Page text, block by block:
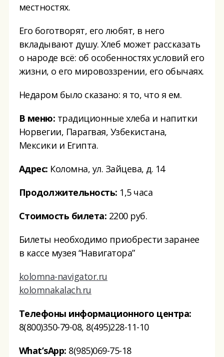
местностях.
Его боготворят, его любят, в него
вкладывают душу. Хлеб может рассказать
о народе всё: об особенностях условий его
жизни, о его мировоззрении, его обычаях.
Недаром было сказано: я то, что я ем.
В меню: традиционные хлеба и напитки
Норвегии, Парагвая, Узбекистана,
Мексики и Египта.
Адрес: Коломна, ул. Зайцева, д. 14
Продолжительность: 1,5 часа
Стоимость билета: 2200 руб.
Билеты необходимо приобрести заранее
в кассе музея “Навигатора”
kolomna-navigator.ru
kolomnakalach.ru
Телефоны информационного центра:
8(800)350-79-08, 8(495)228-11-10
What’sApp: 8(985)069-75-18